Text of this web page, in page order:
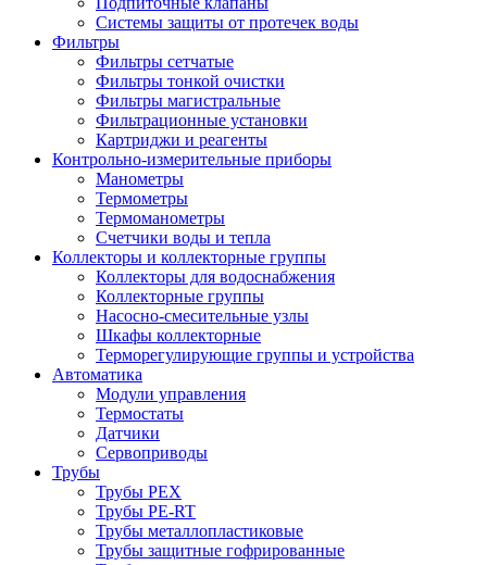
Системы защиты от протечек воды
Фильтры
Фильтры сетчатые
Фильтры тонкой очистки
Фильтры магистральные
Фильтрационные установки
Картриджи и реагенты
Контрольно-измерительные приборы
Манометры
Термометры
Термоманометры
Счетчики воды и тепла
Коллекторы и коллекторные группы
Коллекторы для водоснабжения
Коллекторные группы
Насосно-смесительные узлы
Шкафы коллекторные
Терморегулирующие группы и устройства
Автоматика
Модули управления
Термостаты
Датчики
Сервоприводы
Трубы
Трубы PEX
Трубы PE-RT
Трубы металлопластиковые
Трубы защитные гофрированные